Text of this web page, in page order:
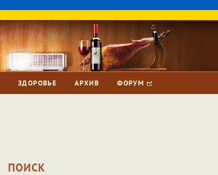
ЗДОРОВЬЕ АРХИВ ФОРУМ
ПОИСК